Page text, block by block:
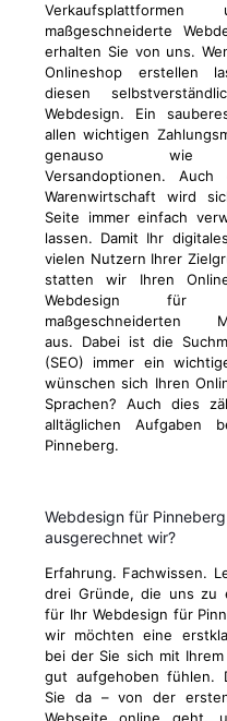
Verkaufsplattformen
maßgeschneiderte
erhalten Sie von uns.
Onlineshop erstellen
diesen
Webdesign. Ein
allen wichtigen
genauso wie
Versandoptionen.
Warenwirtschaft wird
Seite immer einfach
lassen. Damit Ihr
vielen Nutzern Ihrer
statten wir Ihren
Webdesign für
maßgeschneiderten
aus. Dabei ist die
(SEO) immer ein
wünschen sich Ihren
Sprachen? Auch dies
alltäglichen Aufgaben
Pinneberg.
Webdesign für
ausgerechnet wir?
Erfahrung. Fachwissen.
drei Gründe, die uns zu
für Ihr Webdesign für
wir möchten eine
bei der Sie sich mit
gut aufgehoben fühlen.
Sie da – von der